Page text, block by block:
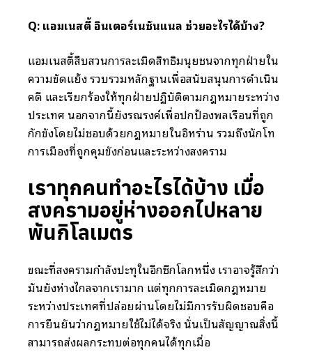
Q: แอมเนสตี้ อินเตอร์เนชั่นแนล ช่วยอะไรได้บ้าง?
แอมเนสตี้สืบสวนการละเมิดสิทธิมนุษยชนจากทุกฝ่ายใน
ความขัดแย้ง รวบรวมหลักฐานเพื่อสนับสนุนการดำเนิน
คดี และเรียกร้องให้ทุกฝ่ายปฏิบัติตามกฎหมายระหว่าง
ประเทศ นอกจากนี้ยังรณรงค์เพื่อปกป้องพลเรือนที่ถูก
กักขังโดยไม่ชอบด้วยกฎหมายในอิหร่าน รวมถึงนักโทษ
การเมืองที่ถูกคุมขังก่อนและระหว่างสงคราม
เราทุกคนทำอะไรได้บ้าง เมื่อ
สงครามอยู่ห่างออกไปหลาย
พันกิโลเมตร
ขณะที่สงครามกำลังปะทุในอีกซีกโลกหนึ่ง เราอาจรู้สึกว่า
มันยังห่างไกลจากเรามาก แต่ทุกการละเมิดกฎหมาย
ระหว่างประเทศที่ปล่อยผ่านโดยไม่มีการรับผิดชอบคือ
การยืนยันว่ากฎหมายใช้ไม่ได้จริง นั่นเป็นสัญญาณสิ่งนี้
สามารถส่งผลกระทบต่อทุกคนได้ทุกเมื่อ